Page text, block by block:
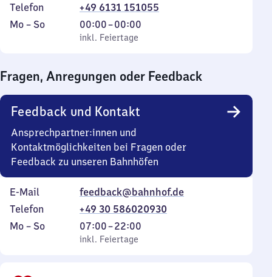
Telefon
+49 6131 151055
Montag
Mo – So,
inkl. Feiertage
00:00–00:00
Von
0
0
Uhr
inkl. Feiertage
Fragen, Anregungen oder Feedback
Feedback und Kontakt
Ansprechpartner:innen und
Kontaktmöglichkeiten bei Fragen oder
Feedback zu unseren Bahnhöfen
E-Mail
feedback@bahnhof.de
Telefon
+49 30 586020930
Montag
Mo – So,
inkl. Feiertage
07:00–22:00
Von
7
inkl. Feiertage